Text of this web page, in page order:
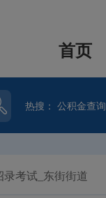
首页
热搜：公积金查询
录考试_东街街道